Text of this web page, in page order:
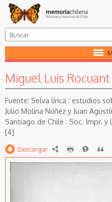
Miguel Luis Rocuant
Selva lírica : estudios
Julio Molina Núñez y Juan
Santiago de Chile : Soc. Impr. y
[4]
Descargar RDF imprimirReportar